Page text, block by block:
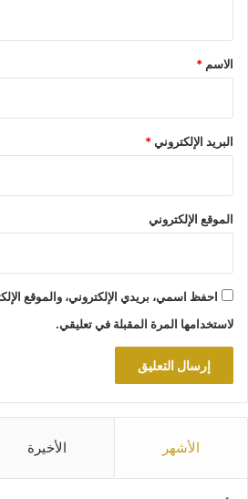
*
الاسم *
البريد الإلكتروني*
الموقع الإلكتروني
احفظ اسمي، بريدي الإلكتروني، والموقع
لاستخدامها المرة المقبلة في تعليقي.
الأشهر الأخيرة